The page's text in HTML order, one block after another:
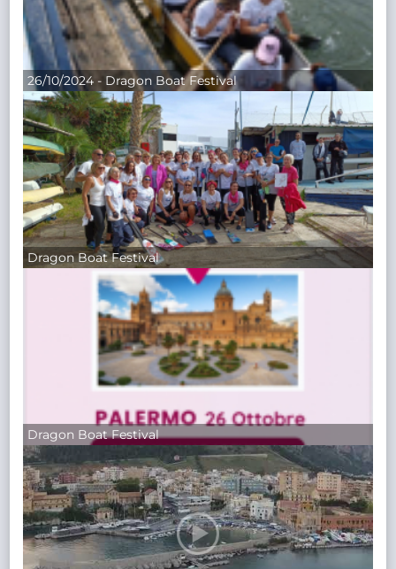
26/10/2024 - Dragon Boat Festival
Dragon Boat Festival
Dragon Boat Festival